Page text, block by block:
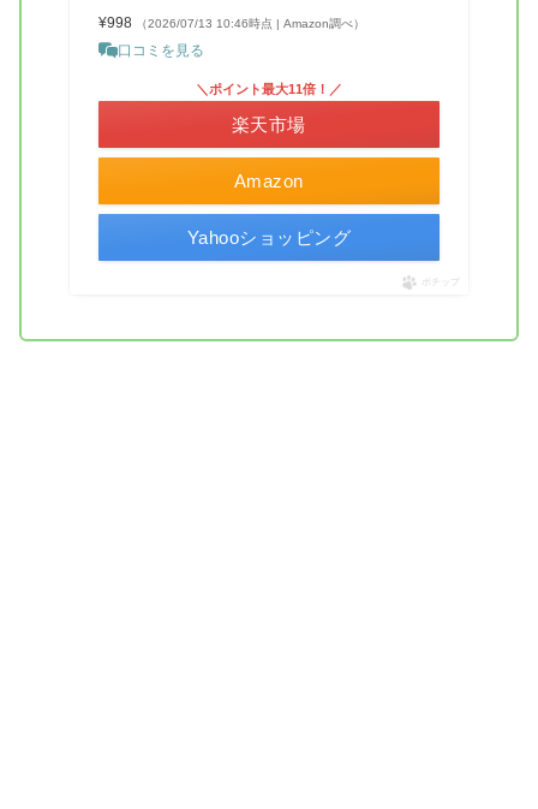
¥998 （2026/07/13 10:46時点 | Amazon調べ）
口コミを見る
Amazon
＼ポイント最大11倍！／
楽天市場
Yahooショッピング
ポチップ